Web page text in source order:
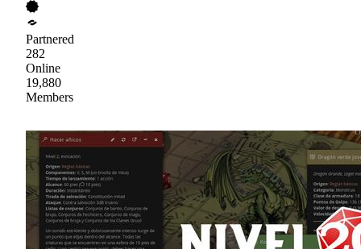
Partnered
282
Online
19,880
Members